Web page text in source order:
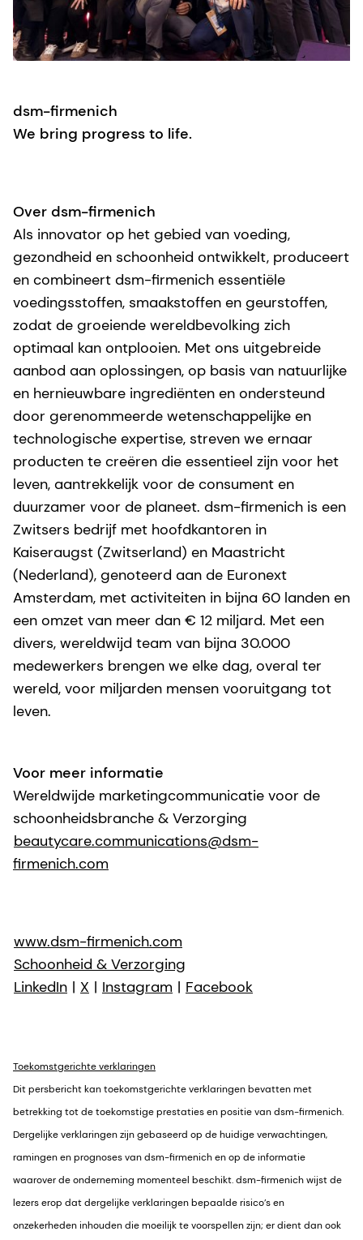
dsm-firmenich
We bring progress to life.
Over dsm-firmenich
Als innovator op het gebied van voeding,
gezondheid en schoonheid ontwikkelt, produceert
en combineert dsm-firmenich essentiële
voedingsstoffen, smaakstoffen en geurstoffen,
zodat de groeiende wereldbevolking zich
optimaal kan ontplooien. Met ons uitgebreide
aanbod aan oplossingen, op basis van natuurlijke
en hernieuwbare ingrediënten en ondersteund
door gerenommeerde wetenschappelijke en
technologische expertise, streven we ernaar
producten te creëren die essentieel zijn voor het
leven, aantrekkelijk voor de consument en
duurzamer voor de planeet. dsm-firmenich is een
Zwitsers bedrijf met hoofdkantoren in
Kaiseraugst (Zwitserland) en Maastricht
(Nederland), genoteerd aan de Euronext
Amsterdam, met activiteiten in bijna 60 landen en
een omzet van meer dan € 12 miljard. Met een
divers, wereldwijd team van bijna 30.000
medewerkers brengen we elke dag, overal ter
wereld, voor miljarden mensen vooruitgang tot
leven.
Voor meer informatie
Wereldwijde marketingcommunicatie voor de
schoonheidsbranche & Verzorging
beautycare.communications@dsm-
firmenich.com
www.dsm-firmenich.com
Schoonheid & Verzorging
LinkedIn | X | Instagram | Facebook
Toekomstgerichte verklaringen
Dit persbericht kan toekomstgerichte verklaringen bevatten met
betrekking tot de toekomstige prestaties en positie van dsm-firmenich.
Dergelijke verklaringen zijn gebaseerd op de huidige verwachtingen,
ramingen en prognoses van dsm-firmenich en op de informatie
waarover de onderneming momenteel beschikt. dsm-firmenich wijst de
lezers erop dat dergelijke verklaringen bepaalde risico’s en
onzekerheden inhouden die moeilijk te voorspellen zijn; er dient dan ook